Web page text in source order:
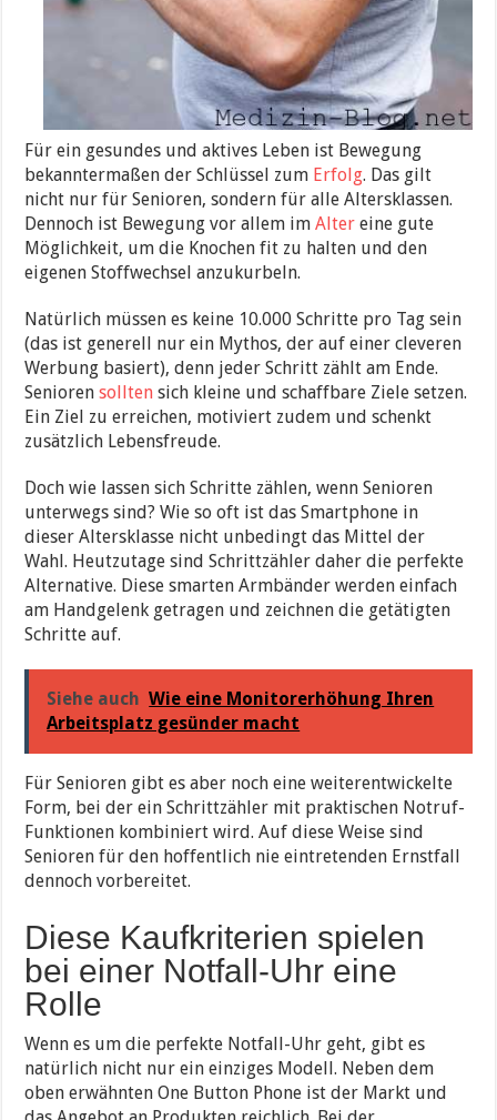
Für ein gesundes und aktives Leben ist Bewegung
bekanntermaßen der Schlüssel zum Erfolg. Das gilt
nicht nur für Senioren, sondern für alle Altersklassen.
Dennoch ist Bewegung vor allem imAlter eine gute
Möglichkeit, um die Knochen fit zu halten und den
eigenen Stoffwechsel anzukurbeln.
Natürlich müssen es keine 10.000 Schritte pro Tag sein
(das ist generell nur ein Mythos, der auf einer cleveren
Werbung basiert), denn jeder Schritt zählt am Ende.
Seniorensollten sich kleine und schaffbare Ziele setzen.
Ein Ziel zu erreichen, motiviert zudem und schenkt
zusätzlich Lebensfreude.
Doch wie lassen sich Schritte zählen, wenn Senioren
unterwegs sind? Wie so oft ist das Smartphone in
dieser Altersklasse nicht unbedingt das Mittel der
Wahl. Heutzutage sind Schrittzähler daher die perfekte
Alternative. Diese smarten Armbänder werden einfach
am Handgelenk getragen und zeichnen die getätigten
Schritte auf.
Siehe auch Wie eine Monitorerhöhung Ihren
Arbeitsplatz gesünder macht
Für Senioren gibt es aber noch eine weiterentwickelte
Form, bei der ein Schrittzähler mit praktischen Notruf-
Funktionen kombiniert wird. Auf diese Weise sind
Senioren für den hoffentlich nie eintretenden Ernstfall
dennoch vorbereitet.
Diese Kaufkriterien spielen
bei einer Notfall-Uhr eine
Rolle
Wenn es um die perfekte Notfall-Uhr geht, gibt es
natürlich nicht nur ein einziges Modell. Neben dem
oben erwähnten One Button Phone ist der Markt und